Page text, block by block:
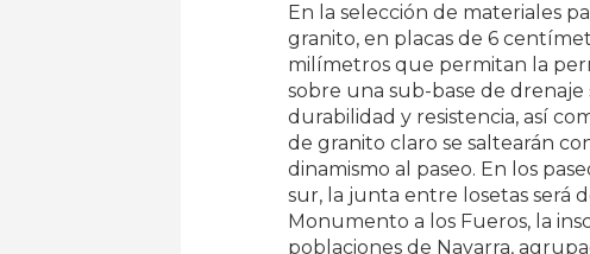
En la selección de materiales
granito, en placas de 6
milímetros que permitan la
sobre una sub-base de drenaje
durabilidad y resistencia, así
de granito claro se saltearán
dinamismo al paseo. En los
sur, la junta entre losetas será
Monumento a los Fueros, la
poblaciones de Navarra,